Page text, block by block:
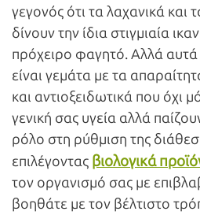
γεγονός ότι τα λαχανικά
δίνουν την ίδια στιγμιαία
πρόχειρο φαγητό. Αλλά
είναι γεμάτα με τα
και αντιοξειδωτικά που όχι
γενική σας υγεία αλλά
ρόλο στη ρύθμιση της
επιλέγοντας βιολογικά
τον οργανισμό σας με
βοηθάτε με τον βέλτιστο